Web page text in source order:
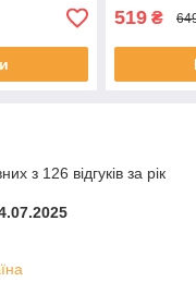
519 ₴
з 126 відгуків за рік